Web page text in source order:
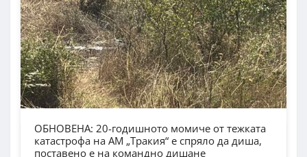
ОБНОВЕНА: 20-годишното момиче от тежката
катастрофа на АМ „Тракия“ е спряло да диша,
поставено е на командно дишане